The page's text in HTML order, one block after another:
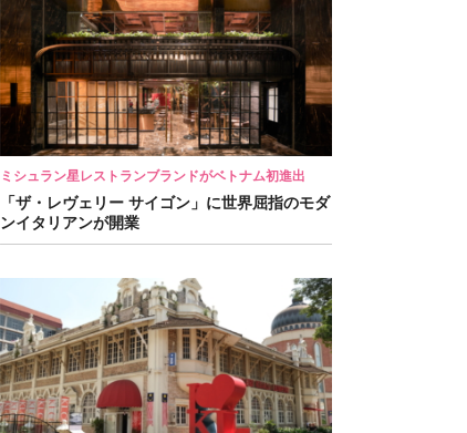
ミシュラン星レストランブランドがベトナム初進出
「ザ・レヴェリー サイゴン」に世界屈指のモダ
ンイタリアンが開業